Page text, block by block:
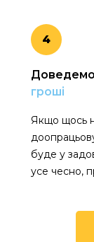
4
гроші
Якщо щось
буде у
усе чесно,